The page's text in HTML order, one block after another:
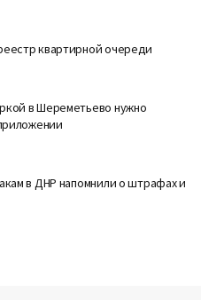
квартирной очереди
в Шереметьево нужно
в ДНР напомнили о штрафах и